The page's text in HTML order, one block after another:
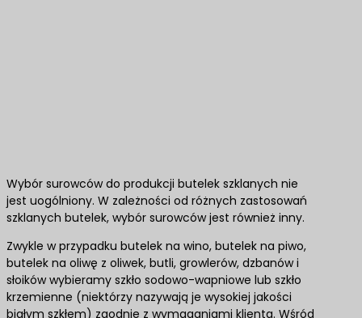
Wybór surowców do produkcji butelek szklanych nie
jest uogólniony. W zależności od różnych zastosowań
szklanych butelek, wybór surowców jest również inny.
Zwykle w przypadku butelek na wino, butelek na piwo,
butelek na oliwę z oliwek, butli, growlerów, dzbanów i
słoików wybieramy szkło sodowo-wapniowe lub szkło
krzemienne (niektórzy nazywają je wysokiej jakości
białym szkłem) zgodnie z wymaganiami klienta. Wśród